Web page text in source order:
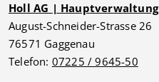
Holl AG | Hauptverwaltung
August-Schneider-Strasse 26
76571 Gaggenau
Telefon: 07225 / 9645-50